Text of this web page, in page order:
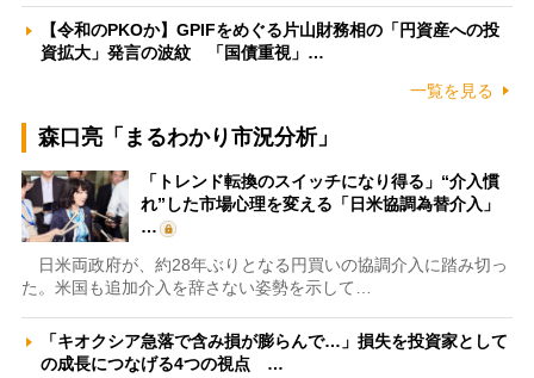
【令和のPKOか】GPIFをめぐる片山財務相の「円資産への投
資拡大」発言の波紋 「国債重視」…
一覧を見る
森口亮「まるわかり市況分析」
「トレンド転換のスイッチになり得る」“介入慣
れ”した市場心理を変える「日米協調為替介入」
…
日米両政府が、約28年ぶりとなる円買いの協調介入に踏み切っ
た。米国も追加介入を辞さない姿勢を示して…
「キオクシア急落で含み損が膨らんで…」損失を投資家として
の成長につなげる4つの視点 …